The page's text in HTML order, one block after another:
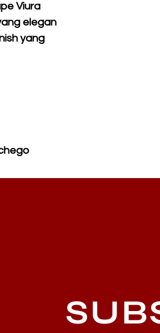
Viura
elegan
yang